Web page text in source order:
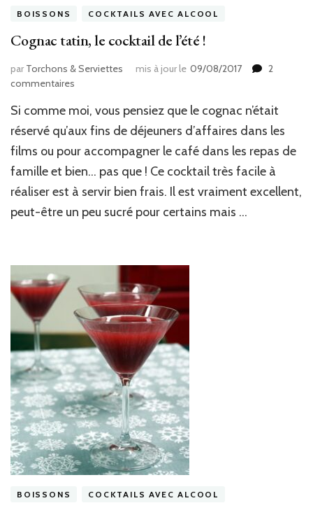
BOISSONS COCKTAILS AVEC ALCOOL
Cognac tatin, le cocktail de l’été !
par Torchons & Serviettes mis à jour le 09/08/2017
2
commentaires
tatin,
le
de
l’été
!
Si comme moi, vous pensiez que le cognac n’était
réservé qu’aux fins de déjeuners d’affaires dans les
films ou pour accompagner le café dans les repas de
famille et bien… pas que ! Ce cocktail très facile à
réaliser est à servir bien frais. Il est vraiment excellent,
peut-être un peu sucré pour certains mais …
BOISSONS COCKTAILS AVEC ALCOOL